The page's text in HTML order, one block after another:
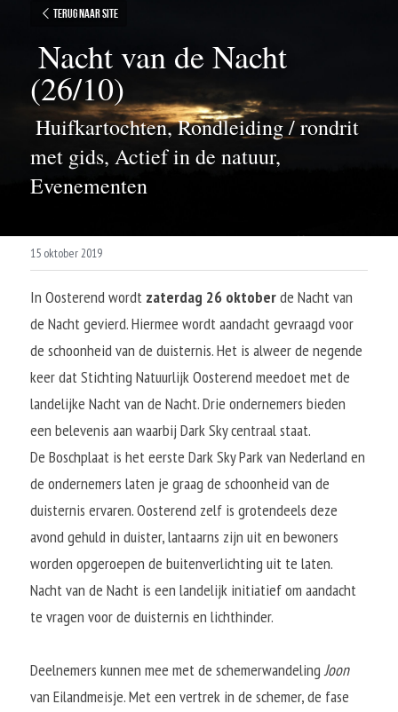
Terug naar site
(26/10)
met gids, Actief in de natuur,
Evenementen
15 oktober 2019
In Oosterend wordt zaterdag 26 oktober de Nacht van
de Nacht gevierd. Hiermee wordt aandacht gevraagd voor
de schoonheid van de duisternis. Het is alweer de negende
keer dat Stichting Natuurlijk Oosterend meedoet met de
landelijke Nacht van de Nacht. Drie ondernemers bieden
een belevenis aan waarbij Dark Sky centraal staat.
De Boschplaat is het eerste Dark Sky Park van Nederland en
de ondernemers laten je graag de schoonheid van de
duisternis ervaren. Oosterend zelf is grotendeels deze
avond gehuld in duister, lantaarns zijn uit en bewoners
worden opgeroepen de buitenverlichting uit te laten.
Nacht van de Nacht is een landelijk initiatief om aandacht
te vragen voor de duisternis en lichthinder.
Deelnemers kunnen mee met de schemerwandeling Joon
van Eilandmeisje. Met een vertrek in de schemer, de fase